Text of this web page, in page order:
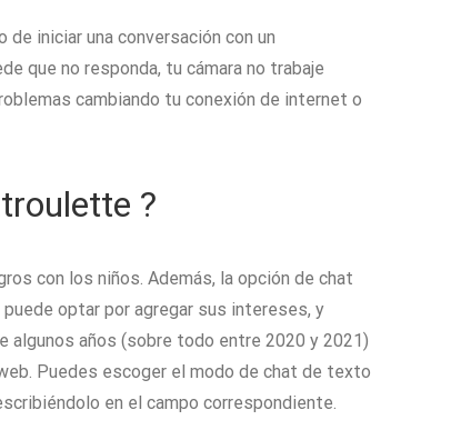
iniciar una conversación con un
que no responda, tu cámara no trabaje
cambiando tu conexión de internet o
?
con los niños. Además, la opción de chat
optar por agregar sus intereses, y
algunos años (sobre todo entre 2020 y 2021)
Puedes escoger el modo de chat de texto
en el campo correspondiente.